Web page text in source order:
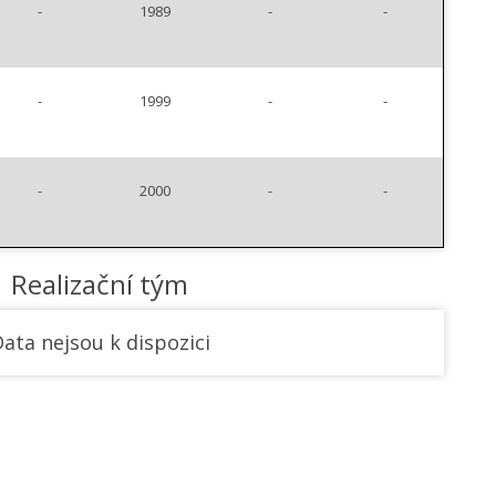
- 1989 - -
- 1999 - -
- 2000 - -
Realizační tým
nejsou k dispozici